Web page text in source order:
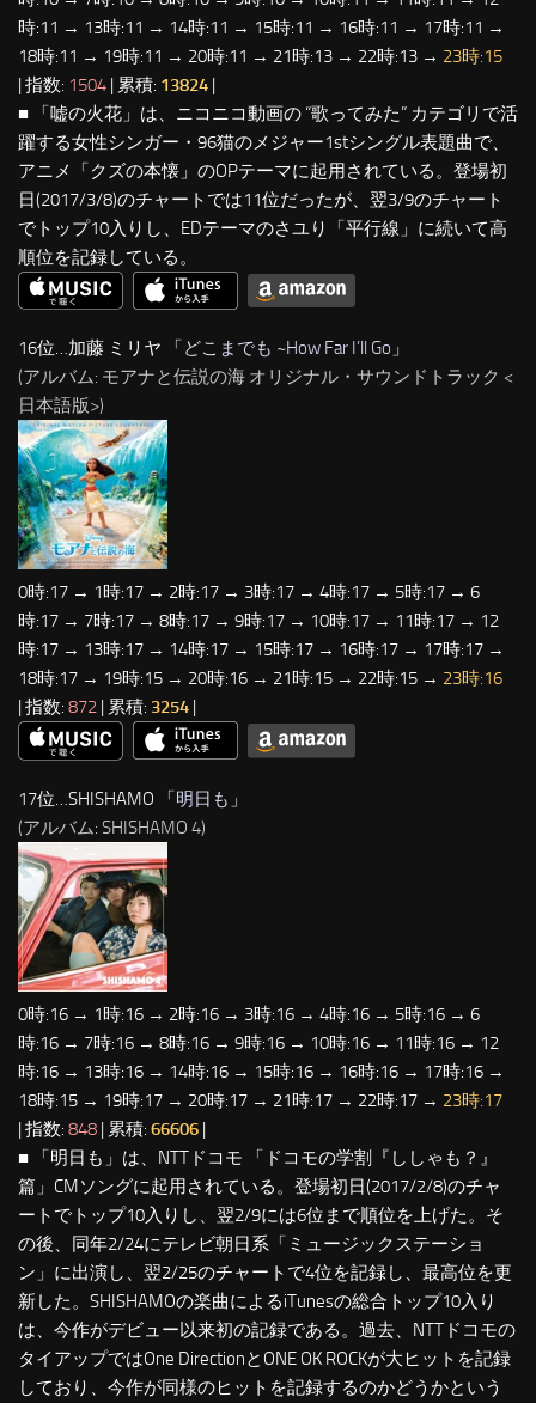
時:11 → 13時:11 → 14時:11 → 15時:11 → 16時:11 → 17時:11 →
18時:11 → 19時:11 → 20時:11 → 21時:13 → 22時:13 → 23時:15
| 指数: 1504 | 累積: 13824 |
■ 「嘘の火花」は、ニコニコ動画の “歌ってみた” カテゴリで活
躍する女性シンガー・96猫のメジャー1stシングル表題曲で、
アニメ「クズの本懐」のOPテーマに起用されている。登場初
日(2017/3/8)のチャートでは11位だったが、翌3/9のチャート
でトップ10入りし、EDテーマのさユり「平行線」に続いて高
順位を記録している。
16位…加藤 ミリヤ 「 どこまでも ~How Far I’ll Go 」
(アルバム: モアナと伝説の海 オリジナル・サウンドトラック <
日本語版>)
0時:17 → 1時:17 → 2時:17 → 3時:17 → 4時:17 → 5時:17 → 6
時:17 → 7時:17 → 8時:17 → 9時:17 → 10時:17 → 11時:17 → 12
時:17 → 13時:17 → 14時:17 → 15時:17 → 16時:17 → 17時:17 →
18時:17 → 19時:15 → 20時:16 → 21時:15 → 22時:15 → 23時:16
| 指数: 872 | 累積: 3254
17位…SHISHAMO 「明日も 」
(アルバム: SHISHAMO 4)
0時:16 → 1時:16 → 2時:16 → 3時:16 → 4時:16 → 5時:16 → 6
時:16 → 7時:16 → 8時:16 → 9時:16 → 10時:16 → 11時:16 → 12
時:16 → 13時:16 → 14時:16 → 15時:16 → 16時:16 → 17時:16 →
18時:15 → 19時:17 → 20時:17 → 21時:17 → 22時:17 → 23時:17
| 指数: 848 | 累積: 66606 |
■ 「明日も」は、NTTドコモ 「ドコモの学割『ししゃも？』
篇」CMソングに起用されている。登場初日(2017/2/8)のチャ
ートでトップ10入りし、翌2/9には6位まで順位を上げた。そ
の後、同年2/24にテレビ朝日系「ミュージックステーショ
ン」に出演し、翌2/25のチャートで4位を記録し、最高位を更
新した。SHISHAMOの楽曲によるiTunesの総合トップ10入り
は、今作がデビュー以来初の記録である。過去、NTTドコモの
タイアップではOne DirectionとONE OK ROCKが大ヒットを記録
しており、今作が同様のヒットを記録するのかどうかという